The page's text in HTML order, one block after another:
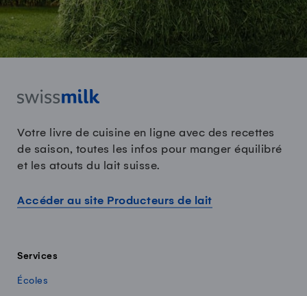
Votre livre de cuisine en ligne avec des recettes
de saison, toutes les infos pour manger équilibré
et les atouts du lait suisse.
Accéder au site Producteurs de lait
Services
Écoles